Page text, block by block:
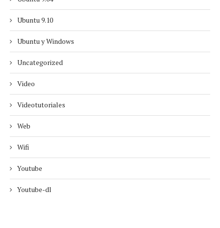
Ubuntu 9.10
Ubuntu y Windows
Uncategorized
Video
Videotutoriales
Web
Wifi
Youtube
Youtube-dl